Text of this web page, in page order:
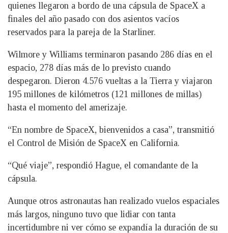
quienes llegaron a bordo de una cápsula de SpaceX a
finales del año pasado con dos asientos vacíos
reservados para la pareja de la Starliner.
Wilmore y Williams terminaron pasando 286 días en el
espacio, 278 días más de lo previsto cuando
despegaron. Dieron 4.576 vueltas a la Tierra y viajaron
195 millones de kilómetros (121 millones de millas)
hasta el momento del amerizaje.
“En nombre de SpaceX, bienvenidos a casa”, transmitió
el Control de Misión de SpaceX en California.
“Qué viaje”, respondió Hague, el comandante de la
cápsula.
Aunque otros astronautas han realizado vuelos espaciales
más largos, ninguno tuvo que lidiar con tanta
incertidumbre ni ver cómo se expandía la duración de su